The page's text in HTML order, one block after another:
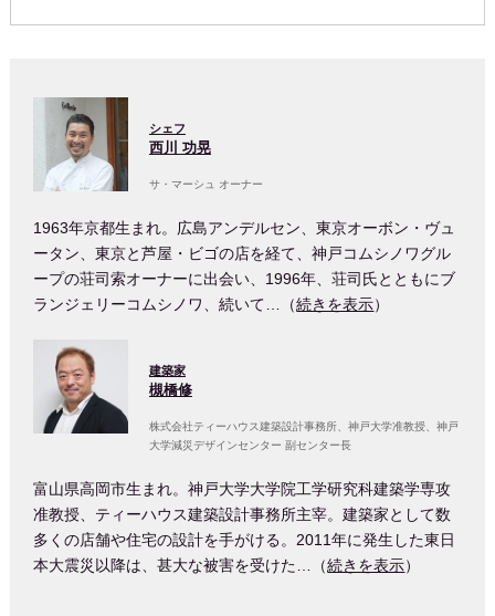
シェフ
西川 功晃
サ・マーシュ オーナー
1963年京都生まれ。広島アンデルセン、東京オーボン・ヴュ
ータン、東京と芦屋・ビゴの店を経て、神戸コムシノワグル
ープの荘司索オーナーに出会い、1996年、荘司氏とともにブ
ランジェリーコムシノワ、続いて…（続きを表示）
建築家
槻橋修
株式会社ティーハウス建築設計事務所、神戸大学准教授、神戸
大学減災デザインセンター 副センター長
富山県高岡市生まれ。神戸大学大学院工学研究科建築学専攻
准教授、ティーハウス建築設計事務所主宰。建築家として数
多くの店舗や住宅の設計を手がける。2011年に発生した東日
本大震災以降は、甚大な被害を受けた…（続きを表示）